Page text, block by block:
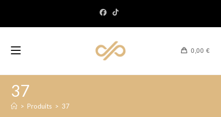
0,00 €
37
> Produits > 37